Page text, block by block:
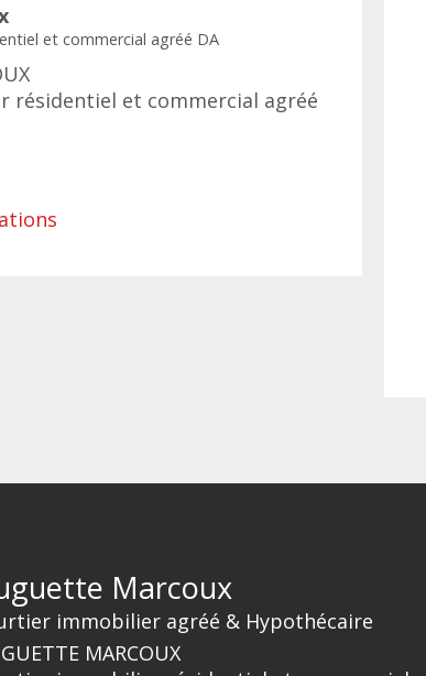
et commercial agréé DA
résidentiel et commercial agréé
Marcoux
immobilier agréé & Hypothécaire
MARCOUX